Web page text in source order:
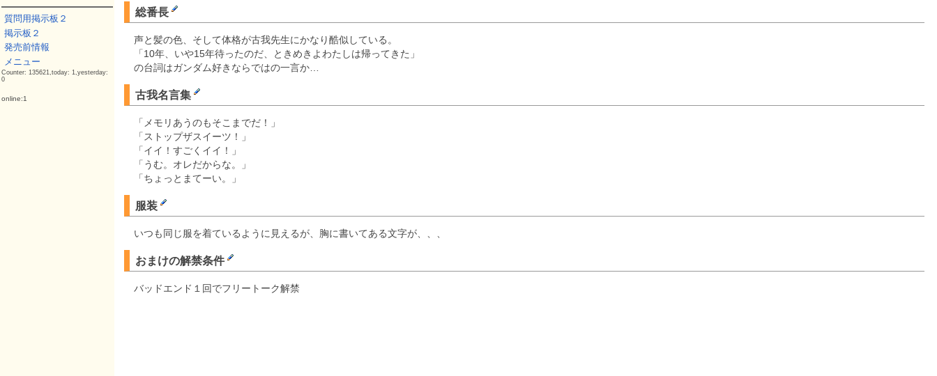
質問用掲示板２
掲示板２
発売前情報
メニュー
Counter: 135621,today: 1,yesterday:
0
online:1
総番長
声と髪の色、そして体格が古我先生にかなり酷似している。
「10年、いや15年待ったのだ、ときめきよわたしは帰ってきた」
の台詞はガンダム好きならではの一言か…
古我名言集
「メモリあうのもそこまでだ！」
「ストップザスイーツ！」
「イイ！すごくイイ！」
「うむ。オレだからな。」
「ちょっとまてーい。」
服装
いつも同じ服を着ているように見えるが、胸に書いてある文字が、、、
おまけの解禁条件
バッドエンド１回でフリートーク解禁